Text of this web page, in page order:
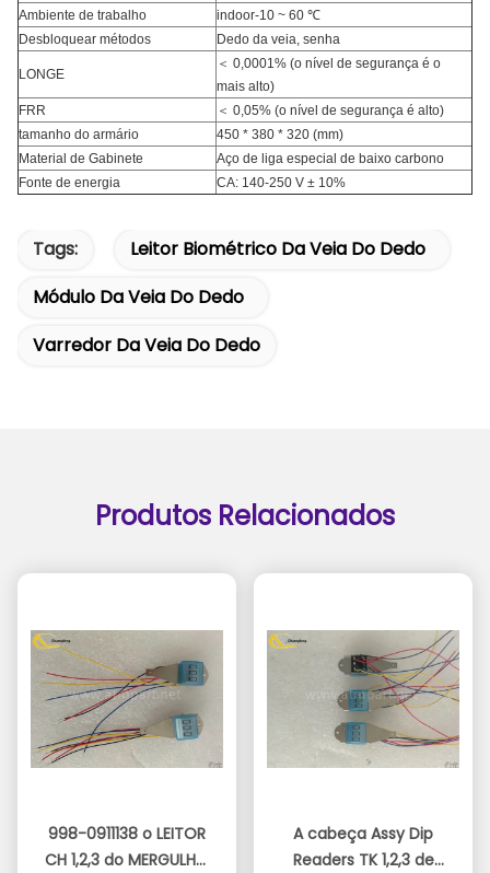
Ambiente de trabalho
indoor-10 ~ 60 ℃
Desbloquear métodos
Dedo da veia, senha
LONGE
＜ 0,0001% (o nível de segurança é o
mais alto)
FRR
＜ 0,05% (o nível de segurança é alto)
tamanho do armário
450 * 380 * 320 (mm)
Material de Gabinete
Aço de liga especial de baixo carbono
Fonte de energia
CA: 140-250 V ± 10%
Tags:
Leitor Biométrico Da Veia Do Dedo
Módulo Da Veia Do Dedo
Varredor Da Veia Do Dedo
Produtos Relacionados
998-0911138 o LEITOR
CH 1,2,3 do MERGULHO
A cabeça Assy Dip
Readers TK 1,2,3 de